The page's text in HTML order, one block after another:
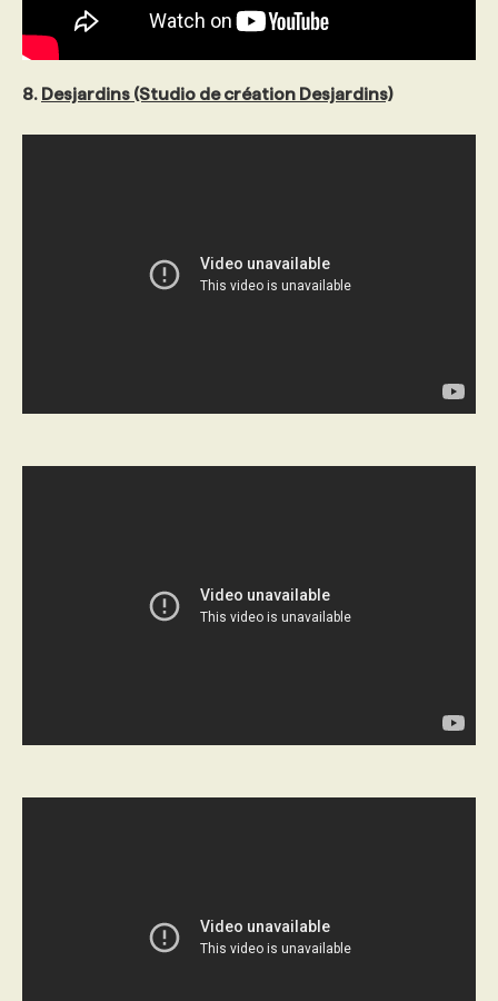
8. Desjardins (Studio de création Desjardins)